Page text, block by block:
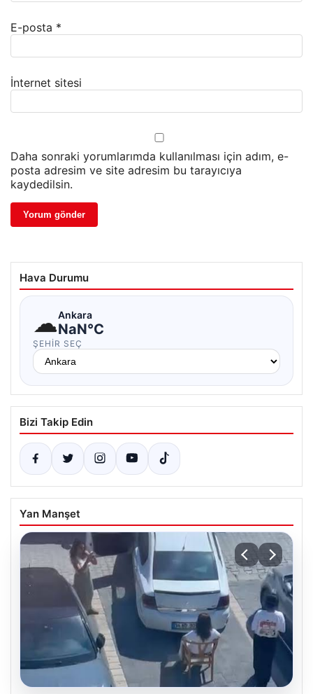
E-posta *
İnternet sitesi
Daha sonraki yorumlarımda kullanılması için adım, e-
posta adresim ve site adresim bu tarayıcıya
kaydedilsin.
Hava Durumu
☁Ankara
NaN°C
ŞEHIR SEÇ
Bizi Takip Edin
Yan Manşet